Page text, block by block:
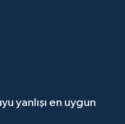
yanlışı en uygun